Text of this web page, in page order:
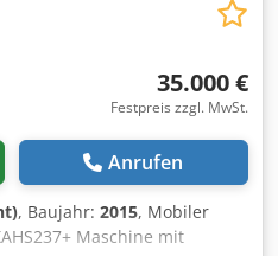
35.000 €
Festpreis zzgl. MwSt.
Anrufen
, Baujahr: 2015, Mobiler
Maschine mit